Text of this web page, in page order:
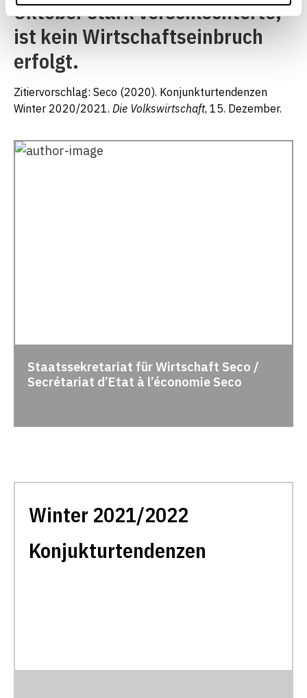
Oktober stark verschlechterte,
ist kein Wirtschaftseinbruch
erfolgt.
Zitiervorschlag: Seco (2020). Konjunkturtendenzen
Winter 2020/2021. Die Volkswirtschaft, 15. Dezember.
Staatssekretariat für Wirtschaft Seco /
Secrétariat d’Etat à l’économie Seco
Winter 2021/2022
Konjukturtendenzen